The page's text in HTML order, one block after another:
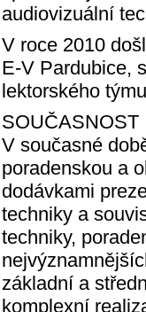
audiovizuální
V roce 2010
E-V Pardubice,
lektorského
SOUČASNOST
V současné
poradenskou a
dodávkami
techniky a
techniky,
základní a
komplexní